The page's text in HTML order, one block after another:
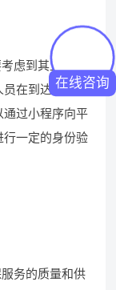
虑到其上门服
员在到达和离开
通过小程序向平
行一定的身份验
务的质量和供
在线咨询